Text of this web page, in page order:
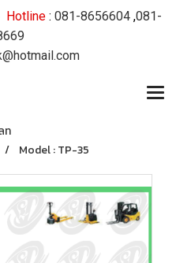
Hotline : 081-8656604 ,081-
ท
Model : TP-35